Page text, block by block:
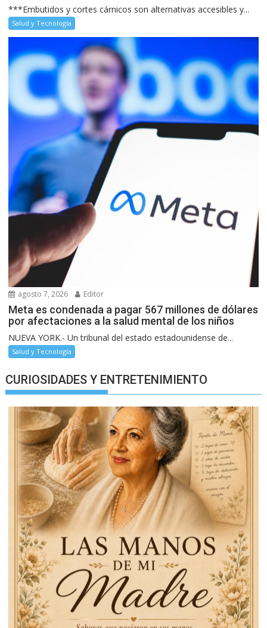
***Embutidos y cortes cárnicos son alternativas accesibles y...
Salud y Tecnología
agosto 7, 2026 Editor
Meta es condenada a pagar 567 millones de dólares
por afectaciones a la salud mental de los niños
NUEVA YORK.- Un tribunal del estado estadounidense de...
Salud y Tecnología
CURIOSIDADES Y ENTRETENIMIENTO